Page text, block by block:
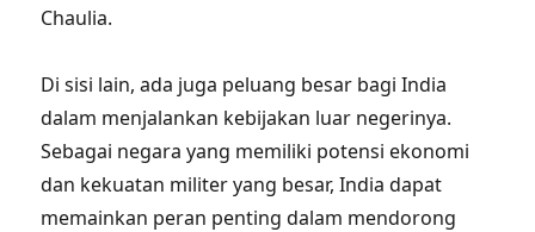
Chaulia.
Di sisi lain, ada juga peluang besar bagi India
dalam menjalankan kebijakan luar negerinya.
Sebagai negara yang memiliki potensi ekonomi
dan kekuatan militer yang besar, India dapat
memainkan peran penting dalam mendorong